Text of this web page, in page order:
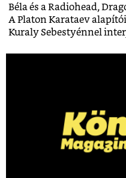
Béla és a Radiohead,
A Platon Karataev
Kuraly Sebestyénnel